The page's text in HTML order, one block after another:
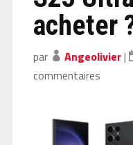
acheter
par Angeolivier|
commentaires